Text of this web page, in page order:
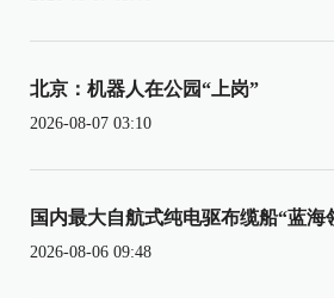
北京：机器人在公园“上岗”
2026-08-07 03:10
国内最大自航式纯电驱布缆船“蓝海
2026-08-06 09:48